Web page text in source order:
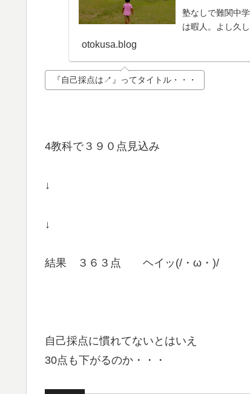
塾なしで難関中
は暇人。よし久
otokusa.blog
『自己採点は↗』ってタイトル・・・
4教科で３９０点見込み
↓
↓
結果 ３６３点 ヘイッ(/・ω・)/
自己採点に慣れてないとはいえ
30点も下がるのか・・・